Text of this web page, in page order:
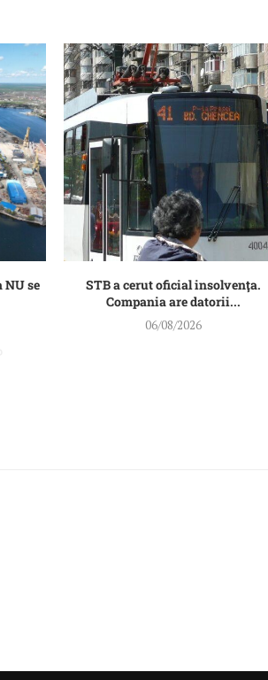
se
STB a cerut oficial insolvenţa.
Compania are datorii...
06/08/2026